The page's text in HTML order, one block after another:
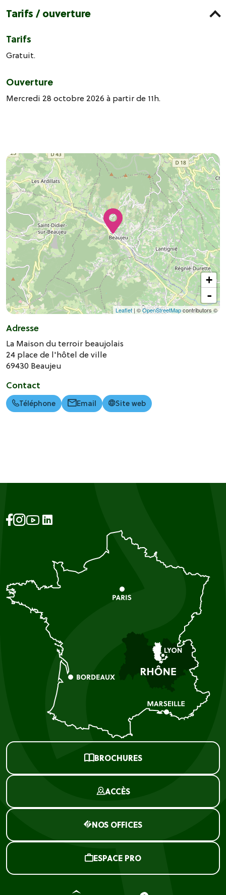
Tarifs / ouverture
Tarifs
Gratuit.
Ouverture
Mercredi 28 octobre 2026 à partir de 11h.
+
-
Leaflet | ©OpenStreetMapcontributors ©
Adresse
La Maison du terroir beaujolais
24 place de l'hôtel de ville
69430 Beaujeu
Contact
Téléphone Email Site web
BROCHURES
ACCÈS
NOS OFFICES
ESPACE PRO